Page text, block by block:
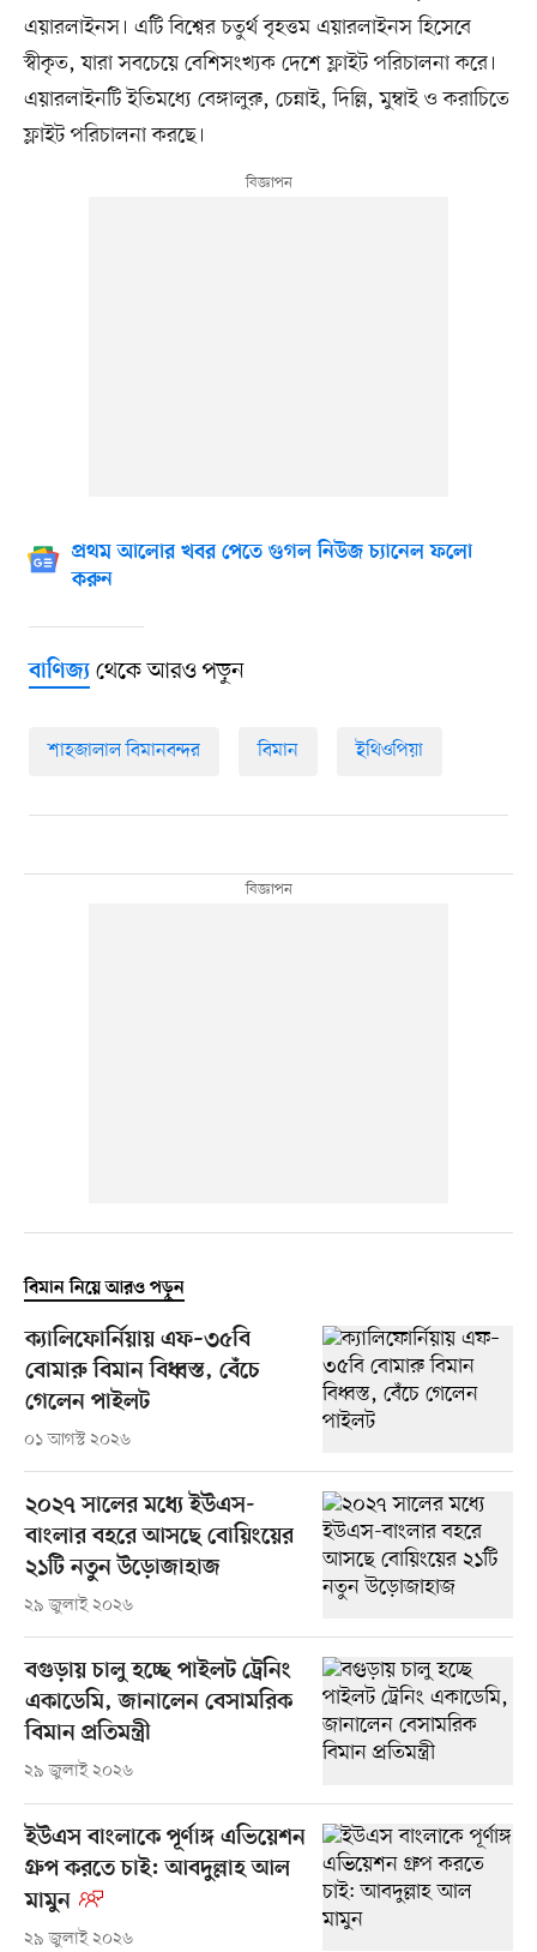
এয়ারলাইনস। এটি বিশ্বের চতুর্থ বৃহত্তম এয়ারলাইনস হিসেবে
স্বীকৃত, যারা সবচেয়ে বেশিসংখ্যক দেশে ফ্লাইট পরিচালনা করে।
এয়ারলাইনটি ইতিমধ্যে বেঙ্গালুরু, চেন্নাই, দিল্লি, মুম্বাই ও করাচিতে
ফ্লাইট পরিচালনা করছে।
প্রথম আলোর খবর পেতে গুগল নিউজ চ্যানেল ফলো
করুন
বাণিজ্যথেকে আরও পড়ুন
শাহজালাল বিমানবন্দর বিমান ইথিওপিয়া
বিমান নিয়ে আরও পড়ুন
ক্যালিফোর্নিয়ায় এফ–৩৫বি
বোমারু বিমান বিধ্বস্ত, বেঁচে
গেলেন পাইলট
০১ আগস্ট ২০২৬
২০২৭ সালের মধ্যে ইউএস-
বাংলার বহরে আসছে বোয়িংয়ের
২১টি নতুন উড়োজাহাজ
২৯ জুলাই ২০২৬
বগুড়ায় চালু হচ্ছে পাইলট ট্রেনিং
একাডেমি, জানালেন বেসামরিক
বিমান প্রতিমন্ত্রী
২৯ জুলাই ২০২৬
ইউএস বাংলাকে পূর্ণাঙ্গ এভিয়েশন
গ্রুপ করতে চাই: আবদুল্লাহ আল
মামুন
২৯ জুলাই ২০২৬